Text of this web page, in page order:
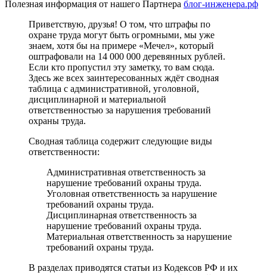
Полезная информация от нашего Партнера блог-инженера.рф
Приветствую, друзья! О том, что штрафы по
охране труда могут быть огромными, мы уже
знаем, хотя бы на примере «Мечел», который
оштрафовали на 14 000 000 деревянных рублей.
Если кто пропустил эту заметку, то вам сюда.
Здесь же всех заинтересованных ждёт сводная
таблица с административной, уголовной,
дисциплинарной и материальной
ответственностью за нарушения требований
охраны труда.
Сводная таблица содержит следующие виды
ответственности:
Административная ответственность за
нарушение требований охраны труда.
Уголовная ответственность за нарушение
требований охраны труда.
Дисциплинарная ответственность за
нарушение требований охраны труда.
Материальная ответственность за нарушение
требований охраны труда.
В разделах приводятся статьи из Кодексов РФ и их